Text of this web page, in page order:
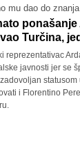
mu dao do
Turčina,
reprezentativac
javnosti jer se
i Florentino